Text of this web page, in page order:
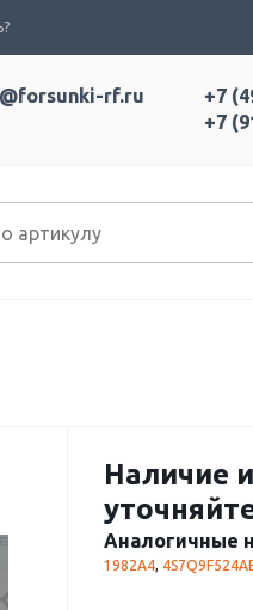
+7
+7
rf.ru
Наличие
Аналогичные
1982A4,